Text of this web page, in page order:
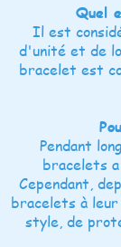
Quel
Il est
d'unité et de
bracelet est
Pendant
bracelets
Cependant,
bracelets à
style, de